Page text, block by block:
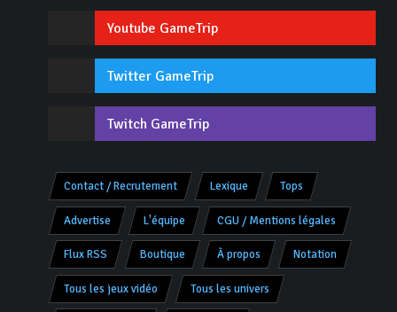
Youtube GameTrip
Twitter GameTrip
Twitch GameTrip
Contact / Recrutement Lexique Tops
Advertise L'équipe CGU / Mentions légales
Flux RSS Boutique À propos Notation
Tous les jeux vidéo Tous les univers